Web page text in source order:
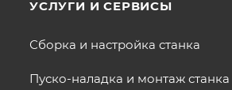
УСЛУГИ И СЕРВИСЫ
Сборка и настройка станка
Пуско-наладка и монтаж станка